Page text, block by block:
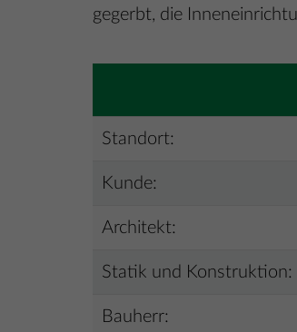
gegerbt, die
Standort:
Kunde:
Architekt:
Statik und Konstruktion:
Bauherr: